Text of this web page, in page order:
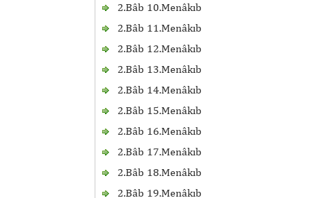
2.Bâb 10.Menâkıb
2.Bâb 11.Menâkıb
2.Bâb 12.Menâkıb
2.Bâb 13.Menâkıb
2.Bâb 14.Menâkıb
2.Bâb 15.Menâkıb
2.Bâb 16.Menâkıb
2.Bâb 17.Menâkıb
2.Bâb 18.Menâkıb
2.Bâb 19.Menâkıb